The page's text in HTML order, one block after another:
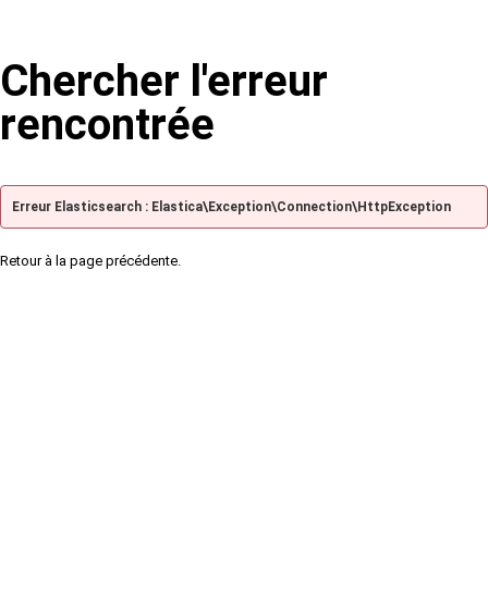
Chercher l'erreur
rencontrée
Erreur Elasticsearch : Elastica\Exception\Connection\HttpException
Retour à la page précédente.